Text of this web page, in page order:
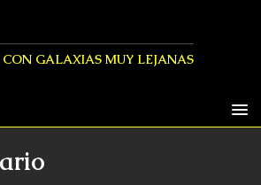
GALAXIAS MUY LEJANAS